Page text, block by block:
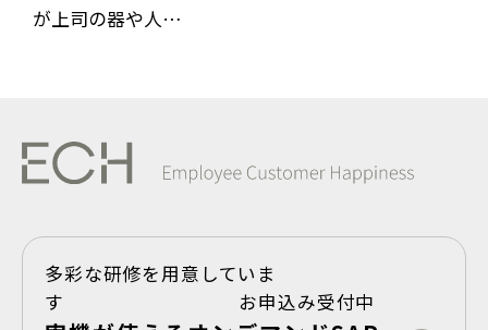
が上司の器や人…
多彩な研修を用意していま
す お申込み受付中